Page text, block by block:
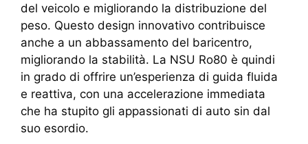
del veicolo e migliorando la distribuzione del
peso. Questo design innovativo contribuisce
anche a un abbassamento del baricentro,
migliorando la stabilità. La NSU Ro80 è quindi
in grado di offrire un’esperienza di guida fluida
e reattiva, con una accelerazione immediata
che ha stupito gli appassionati di auto sin dal
suo esordio.